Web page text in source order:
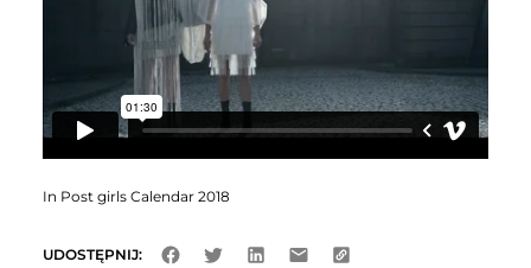
In Post girls Calendar 2018
UDOSTĘPNIJ: